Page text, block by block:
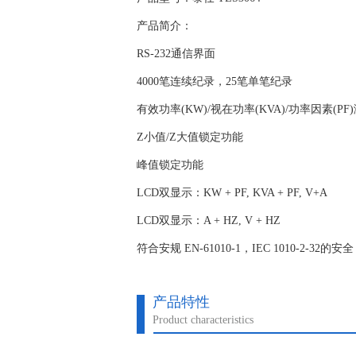
产品简介：
RS-232通信界面
4000笔连续纪录，25笔单笔纪录
有效功率(KW)/视在功率(KVA)/功率因素(PF)
Z小值/Z大值锁定功能
峰值锁定功能
LCD双显示：KW + PF, KVA + PF, V+A
LCD双显示：A + HZ, V + HZ
符合安规 EN-61010-1，IEC 1010-2-32的安全
产品特性
Product characteristics